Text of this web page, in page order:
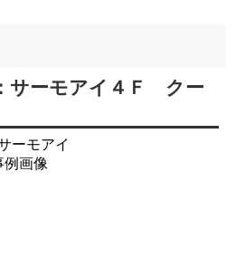
サーモアイ４Ｆ クー